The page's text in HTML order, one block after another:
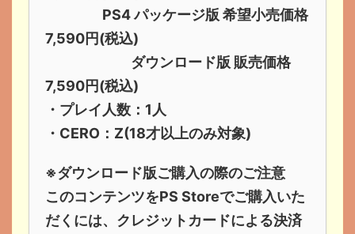
PS4 パッケージ版 希望小売価格
7,590円(税込)
ダウンロード版 販売価格
7,590円(税込)
・プレイ人数：1人
・CERO：Z(18才以上のみ対象)
※ダウンロード版ご購入の際のご注意
このコンテンツをPS Storeでご購入いた
だくには、クレジットカードによる決済